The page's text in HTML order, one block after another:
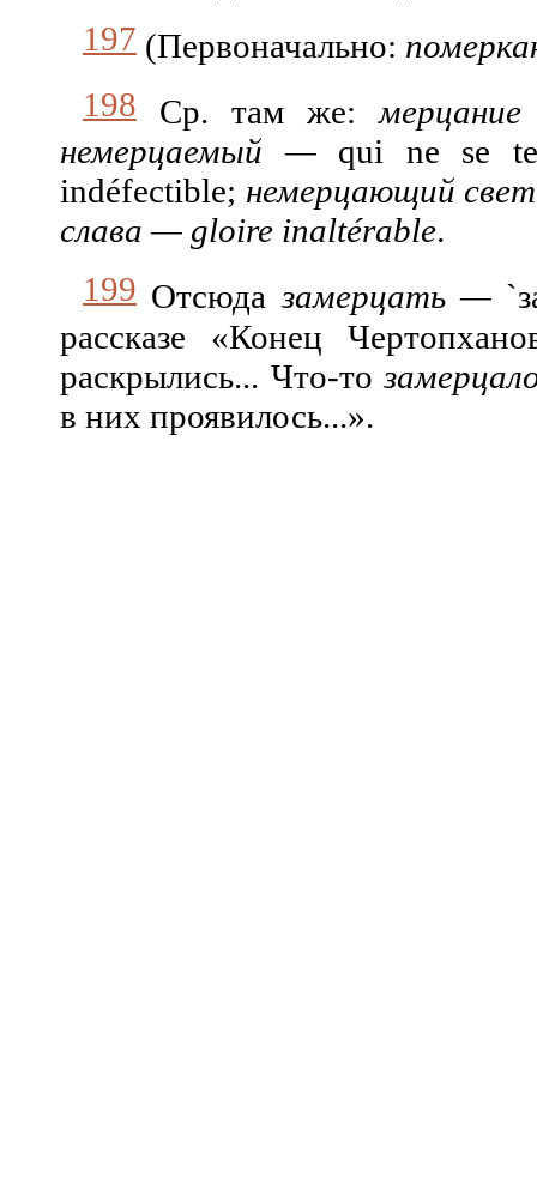
197(Первоначально:
198Ср. там же:
немерцаемый —qui ne se
indéfectible; немерцающий
слава — gloire inaltérable.
199Отсюдазамерцать —
рассказе «Конец
раскрылись... Что-то
в них проявилось...».